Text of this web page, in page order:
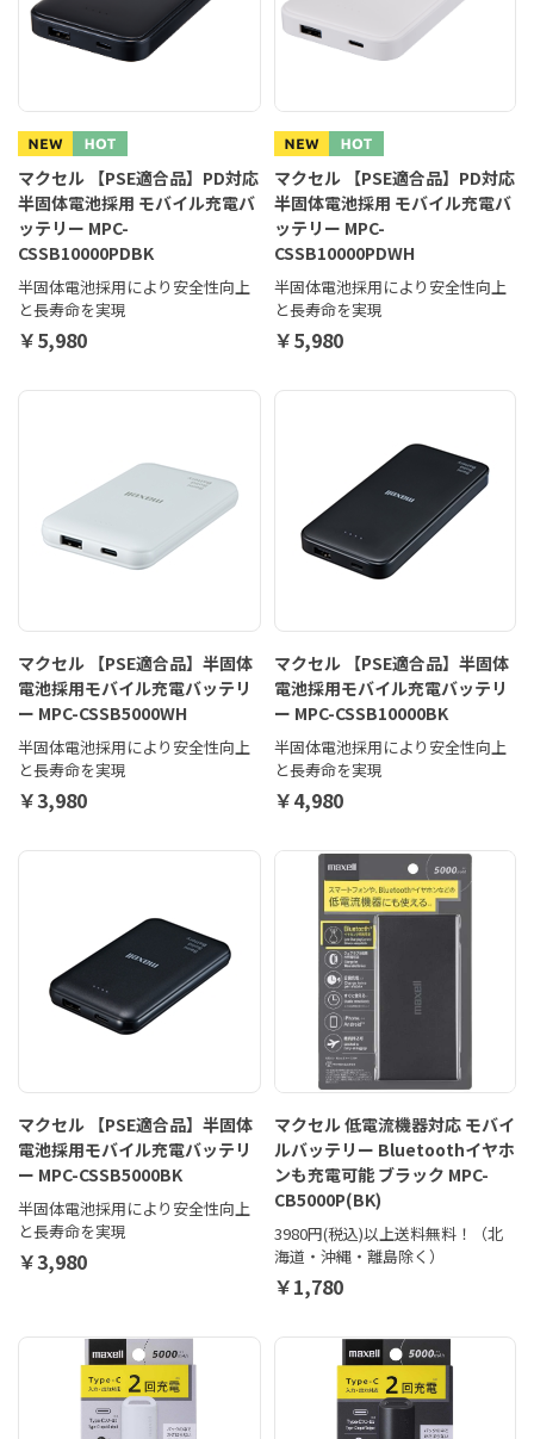
マクセル 【PSE適合品】PD対応
半固体電池採用 モバイル充電バ
ッテリー MPC-
CSSB10000PDBK
半固体電池採用により安全性向上
と長寿命を実現
￥5,980
マクセル 【PSE適合品】PD対応
半固体電池採用 モバイル充電バ
ッテリー MPC-
CSSB10000PDWH
半固体電池採用により安全性向上
と長寿命を実現
￥5,980
マクセル 【PSE適合品】半固体
電池採用モバイル充電バッテリ
ー MPC-CSSB5000WH
半固体電池採用により安全性向上
と長寿命を実現
￥3,980
マクセル 【PSE適合品】半固体
電池採用モバイル充電バッテリ
ー MPC-CSSB10000BK
半固体電池採用により安全性向上
と長寿命を実現
￥4,980
マクセル 【PSE適合品】半固体
電池採用モバイル充電バッテリ
ー MPC-CSSB5000BK
半固体電池採用により安全性向上
と長寿命を実現
￥3,980
マクセル 低電流機器対応 モバイ
ルバッテリー Bluetoothイヤホ
ンも充電可能 ブラック MPC-
CB5000P(BK)
3980円(税込)以上送料無料！（北
海道・沖縄・離島除く）
￥1,780